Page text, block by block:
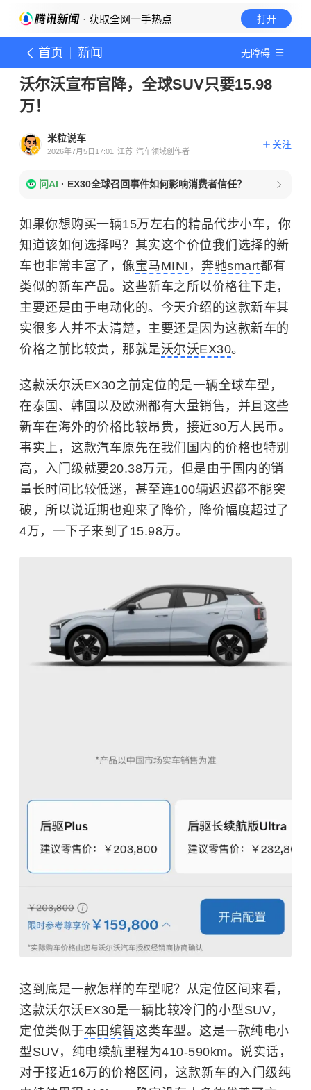
· 获取全网一手热点 打开
首页 新闻 无障碍
沃尔沃宣布官降，全球SUV只要15.98
万！
米粒说车
2026年7月5日17:01 江苏 汽车领域创作者
关注
问AI · EX30全球召回事件如何影响消费者信任？
如果你想购买一辆15万左右的精品代步小车，你
知道该如何选择吗？其实这个价位我们选择的新
车也非常丰富了，像宝马MINI ， 奔驰smart都有
类似的新车产品。这些新车之所以价格往下走，
主要还是由于电动化的。今天介绍的这款新车其
实很多人并不太清楚，主要还是因为这款新车的
价格之前比较贵，那就是沃尔沃EX30。
这款沃尔沃EX30之前定位的是一辆全球车型，
在泰国、韩国以及欧洲都有大量销售，并且这些
新车在海外的价格比较昂贵，接近30万人民币。
事实上，这款汽车原先在我们国内的价格也特别
高，入门级就要20.38万元，但是由于国内的销
量长时间比较低迷，甚至连100辆迟迟都不能突
破，所以说近期也迎来了降价，降价幅度超过了
4万，一下子来到了15.98万。
这到底是一款怎样的车型呢？从定位区间来看，
这款沃尔沃EX30是一辆比较冷门的小型SUV，
定位类似于本田缤智这类车型。这是一款纯电小
型SUV，纯电续航里程为410-590km。说实话，
对于接近16万的价格区间，这款新车的入门级纯